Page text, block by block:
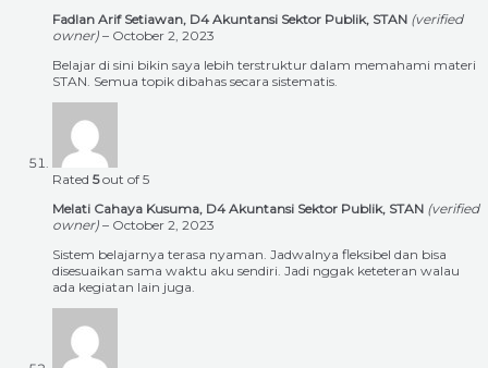
Fadlan Arif Setiawan, D4 Akuntansi Sektor Publik, STAN (verified
owner) – October 2, 2023
Belajar di sini bikin saya lebih terstruktur dalam memahami materi
STAN. Semua topik dibahas secara sistematis.
Rated 5out of 5
Melati Cahaya Kusuma, D4 Akuntansi Sektor Publik, STAN (verified
owner) – October 2, 2023
Sistem belajarnya terasa nyaman. Jadwalnya fleksibel dan bisa
disesuaikan sama waktu aku sendiri. Jadi nggak keteteran walau
ada kegiatan lain juga.